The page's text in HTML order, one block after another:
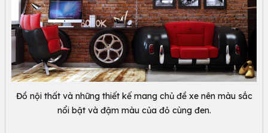
Đồ nội thất và những thiết kế mang chủ đề xe nên màu sắc
nổi bật và đậm màu của đỏ cùng đen.